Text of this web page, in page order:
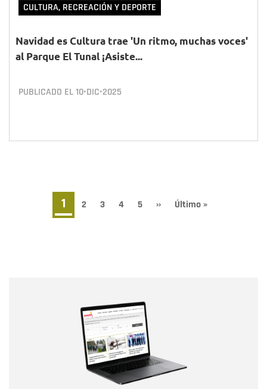
CULTURA, RECREACIÓN Y DEPORTE
Navidad es Cultura trae 'Un ritmo, muchas voces'
al Parque El Tunal ¡Asiste...
PUBLICADO EL10•DIC•2025
Paginación
Página
actual
1 Page
2 Page
3 Page
4 Page
5
Siguiente
››
Última
Último »
Correo electrónico
Tipo de comentario